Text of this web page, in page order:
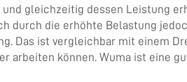
gleichzeitig dessen Leistung
durch die erhöhte Belastung
Das ist vergleichbar mit einem
arbeiten können. Wuma ist eine